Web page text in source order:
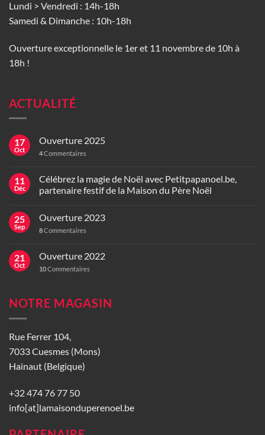
Lundi > Vendredi : 14h-18h
Samedi & Dimanche : 10h-18h
Ouverture exceptionnelle le 1er et 11 novembre de 10h à
18h !
ACTUALITÉ
17
Oct
Ouverture 2025
4Commentaires
11
Déc
Célébrez la magie de Noël avec Petitpapanoel.be,
partenaire festif de la Maison du Père Noël
25
Sep
Ouverture 2023
8Commentaires
21
Oct
Ouverture 2022
10Commentaires
NOTRE MAGASIN
Rue Ferrer 104,
7033 Cuesmes (Mons)
Hainaut (Belgique)
+32 474 76 77 50
info[at]lamaisonduperenoel.be